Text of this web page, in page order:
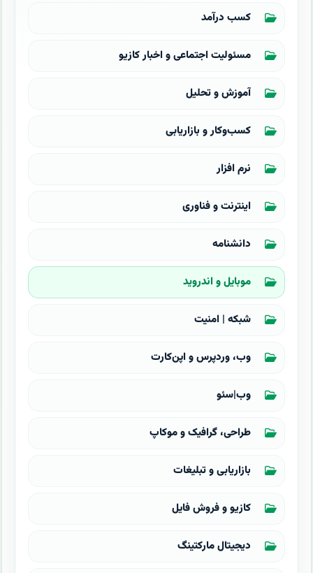
کسب درآمد
مسئولیت اجتماعی و اخبار کازیو
آموزش و تحلیل
کسب‌وکار و بازاریابی
نرم افزار
اینترنت و فناوری
دانشنامه
موبایل و اندروید
شبکه | امنیت
وب، وردپرس و اپن‌کارت
وب|سئو
طراحی، گرافیک و موکاپ
بازاریابی و تبلیغات
کازیو و فروش فایل
دیجیتال مارکتینگ